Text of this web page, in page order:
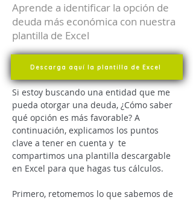
Aprende a identificar la opción de
deuda más económica con nuestra
plantilla de Excel
Descarga aquí la plantilla de Excel
Si estoy buscando una entidad que me
pueda otorgar una deuda, ¿Cómo saber
qué opción es más favorable? A
continuación, explicamos los puntos
clave a tener en cuenta y  te
compartimos una plantilla descargable
en Excel para que hagas tus cálculos.
Primero, retomemos lo que sabemos de